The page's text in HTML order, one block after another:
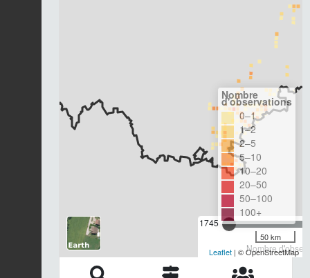
1745
Nombre
Nombre
d'observations
0–1
1–2
2–5
5–10
10–20
20–50
50–100
100+
50 km
Leaflet | © OpenStreetMap